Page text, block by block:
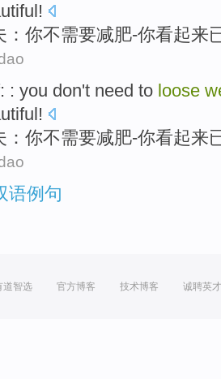
!
： 你不需要减肥-你看起来
: : you don't need to loose
!
： 你不需要减肥-你看起来
语例句
道智选 官方博客 技术博客 诚聘英才